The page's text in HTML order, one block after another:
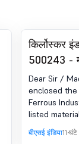
किर्लोस्कर
500243 -
अपडेट.
Dear Sir /
enclosed
Ferrous
listed
Company.
रिकॉर्ड पर लें.
बीएसई इंडिया11